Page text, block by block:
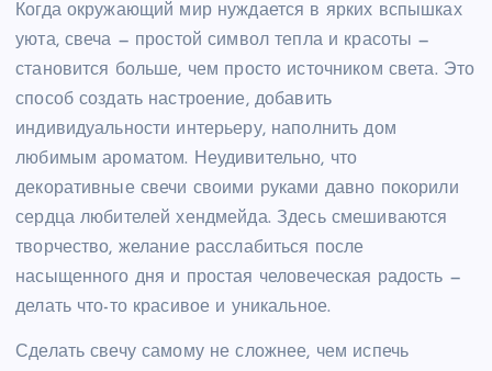
Когда окружающий мир нуждается в ярких вспышках
уюта, свеча — простой символ тепла и красоты —
становится больше, чем просто источником света. Это
способ создать настроение, добавить
индивидуальности интерьеру, наполнить дом
любимым ароматом. Неудивительно, что
декоративные свечи своими руками давно покорили
сердца любителей хендмейда. Здесь смешиваются
творчество, желание расслабиться после
насыщенного дня и простая человеческая радость —
делать что-то красивое и уникальное.
Сделать свечу самому не сложнее, чем испечь